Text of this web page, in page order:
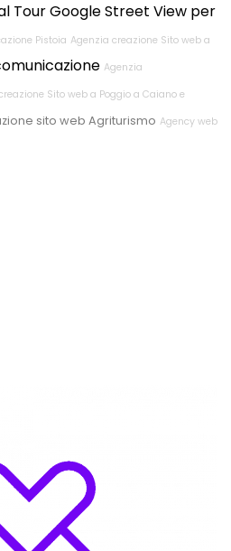
Tour Google Street View per
Pistoia Agenzia creazione Sito web a
Agenzia
Sito web a Poggio a Caiano e
sito web Agriturismo Agency web